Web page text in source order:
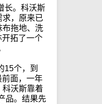
长。科沃斯
求，原来已
布拖地、洗
拓了一个
15个，到
面，一年
沃斯靠着
品。结果先